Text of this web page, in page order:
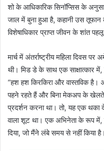
शो के आधिकारिक सिनॉप्सिस के
जाल में बुना हुआ है, कहानी उस तूफान
विशेषाधिकार प्राप्त जीवन के शांत
मार्च में अंतर्राष्ट्रीय महिला दिवस पर
थी। मिड डे के साथ एक साक्षात्कार
“हश हश किरकिरा और वास्तविक है।
पहने रहते हैं और बिना मेकअप के
प्रदर्शन करना था। तो, यह एक
वाला शूट था। एक अभिनेता के रूप
दिया, जो मैंने लंबे समय से नहीं किया